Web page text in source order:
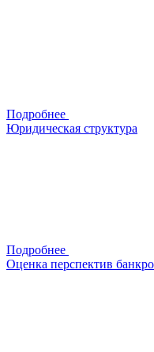
Подробнее
Юридическая структура
Подробнее
Оценка перспектив